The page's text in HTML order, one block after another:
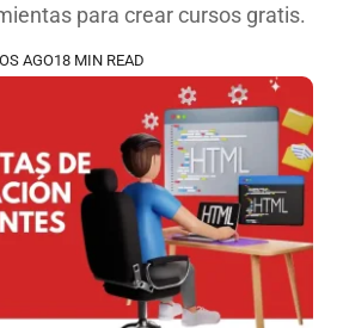
para crear cursos gratis.
AGO18 MIN READ